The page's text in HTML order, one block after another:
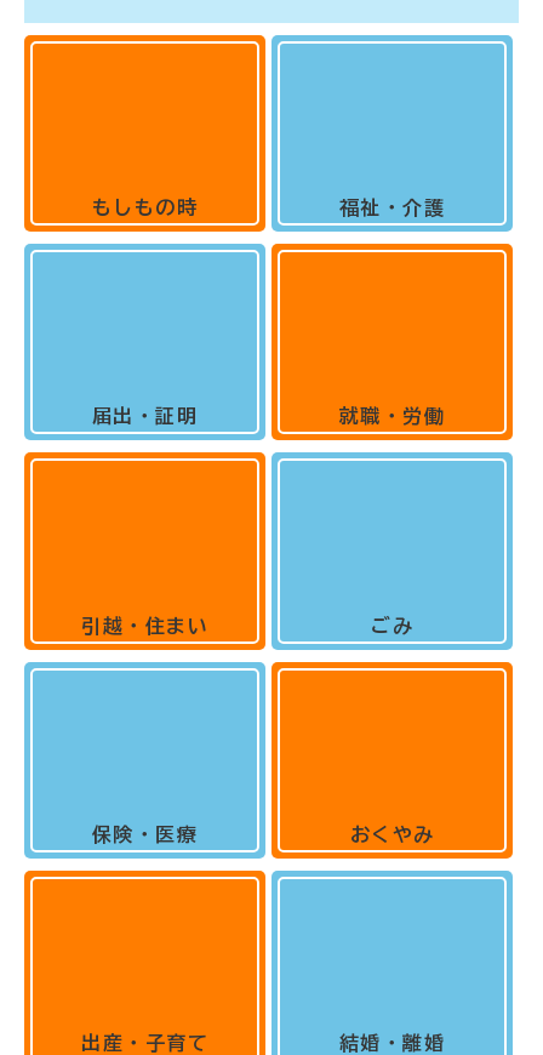
もしもの時
届出・証明
引越・住まい
保険・医療
出産・子育て
福祉・介護
就職・労働
ごみ
おくやみ
結婚・離婚